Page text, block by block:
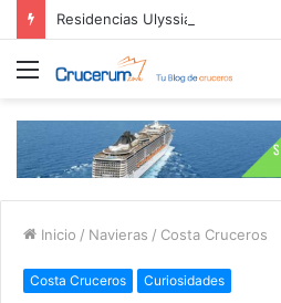
Menú
Inicio / Navieras / Costa Cruceros
Costa Cruceros Curiosidades